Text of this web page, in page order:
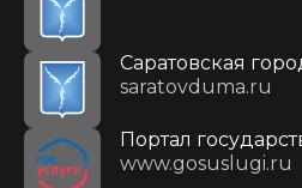
Саратовская
saratovduma.ru
Портал
www.gosuslugi.ru